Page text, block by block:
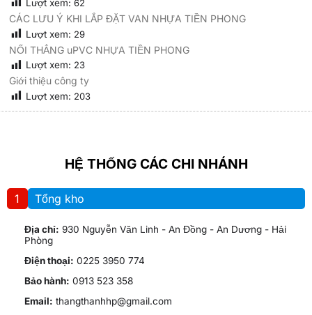
Lượt xem: 62
CÁC LƯU Ý KHI LẮP ĐẶT VAN NHỰA TIỀN PHONG
Lượt xem: 29
NỐI THẲNG uPVC NHỰA TIỀN PHONG
Lượt xem: 23
Giới thiệu công ty
Lượt xem: 203
HỆ THỐNG CÁC CHI NHÁNH
1 Tổng kho
Địa chỉ: 930 Nguyễn Văn Linh - An Đồng - An Dương - Hải
Phòng
Điện thoại: 0225 3950 774
Bảo hành: 0913 523 358
Email: thangthanhhp@gmail.com